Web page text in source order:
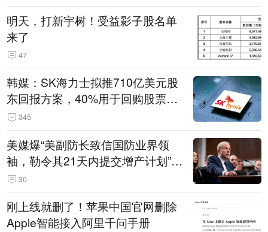
明天，打新宇树！受益影子股名单
来了
47
韩媒：SK海力士拟推710亿美元股
东回报方案，40%用于回购股票，
相当于美股发行规模
345
美媒爆“美副防长致信国防业界领
袖，勒令其21天内提交增产计划”，
五角大楼回应
30
刚上线就删了！苹果中国官网删除
Apple智能接入阿里千问手册